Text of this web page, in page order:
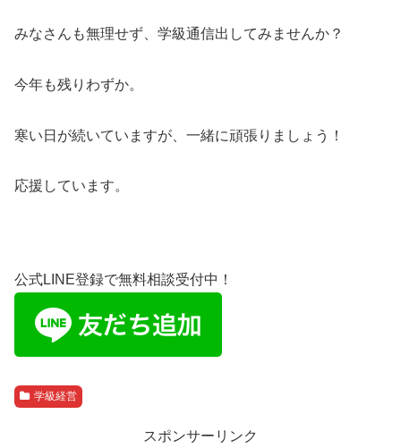
みなさんも無理せず、学級通信出してみませんか？
今年も残りわずか。
寒い日が続いていますが、一緒に頑張りましょう！
応援しています。
公式LINE登録で無料相談受付中！
学級経営
スポンサーリンク